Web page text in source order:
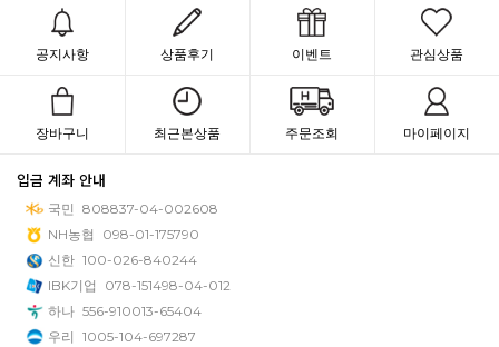
공지사항 상품후기 이벤트 관심상품
장바구니 최근본상품 주문조회 마이페이지
입금 계좌 안내
국민 808837-04-002608
NH농협
098-01-175790
신한 100-026-840244
IBK기업
078-151498-04-012
하나 556-910013-65404
우리 1005-104-697287